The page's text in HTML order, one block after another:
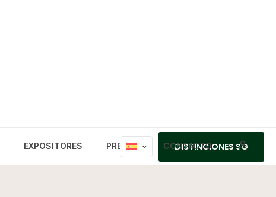
EXPOSITORES PRENSA CONTACTO
DISTINCIONES SG